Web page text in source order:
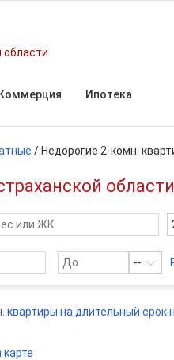
области
Коммерция Ипотека
/ Недорогие 2-комн.
области
--
квартиры на длительный срок
карте